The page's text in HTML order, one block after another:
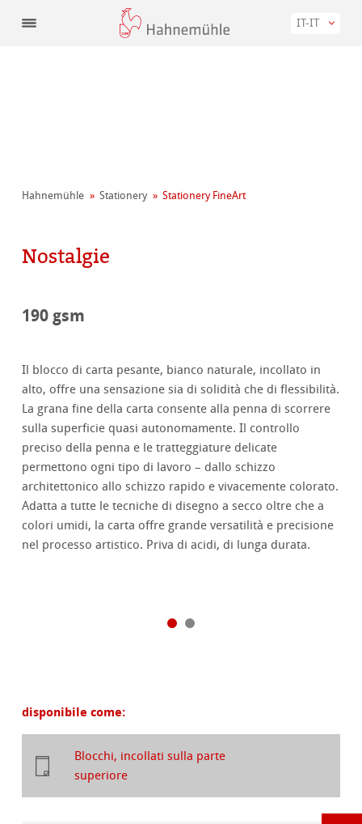
IT-IT
Hahnemühle Stationery Stationery FineArt
Nostalgie
190 gsm
Il blocco di carta pesante, bianco naturale, incollato in
alto, offre una sensazione sia di solidità che di flessibilità.
La grana fine della carta consente alla penna di scorrere
sulla superficie quasi autonomamente. Il controllo
preciso della penna e le tratteggiature delicate
permettono ogni tipo di lavoro – dallo schizzo
architettonico allo schizzo rapido e vivacemente colorato.
Adatta a tutte le tecniche di disegno a secco oltre che a
colori umidi, la carta offre grande versatilità e precisione
nel processo artistico. Priva di acidi, di lunga durata.
disponibile come:
Blocchi, incollati sulla parte
superiore